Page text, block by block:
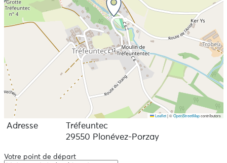
Leaflet |©OpenStreetMapcontributors
Adresse
Tréfeuntec
29550 Plonévez-Porzay
Votre point de départ